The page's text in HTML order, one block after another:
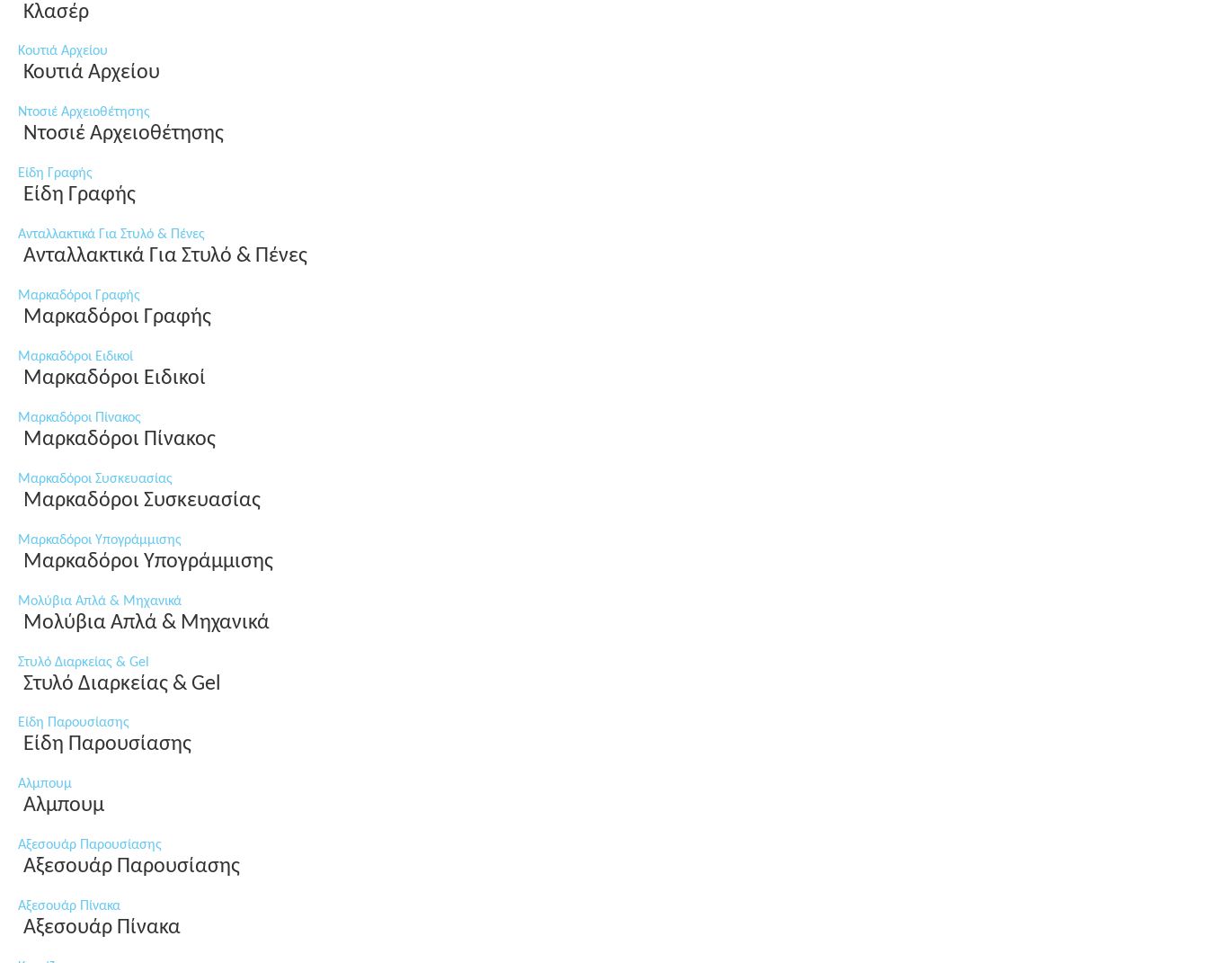
Κλασέρ
Κουτιά Αρχείου
Κουτιά Αρχείου
Ντοσιέ Αρχειοθέτησης
Ντοσιέ Αρχειοθέτησης
Είδη Γραφής
Είδη Γραφής
Ανταλλακτικά Για Στυλό & Πένες
Ανταλλακτικά Για Στυλό & Πένες
Μαρκαδόροι Γραφής
Μαρκαδόροι Γραφής
Μαρκαδόροι Ειδικοί
Μαρκαδόροι Ειδικοί
Μαρκαδόροι Πίνακος
Μαρκαδόροι Πίνακος
Μαρκαδόροι Συσκευασίας
Μαρκαδόροι Συσκευασίας
Μαρκαδόροι Υπογράμμισης
Μαρκαδόροι Υπογράμμισης
Μολύβια Απλά & Μηχανικά
Μολύβια Απλά & Μηχανικά
Στυλό Διαρκείας & Gel
Στυλό Διαρκείας & Gel
Είδη Παρουσίασης
Είδη Παρουσίασης
Αλμπουμ
Αλμπουμ
Αξεσουάρ Παρουσίασης
Αξεσουάρ Παρουσίασης
Αξεσουάρ Πίνακα
Αξεσουάρ Πίνακα